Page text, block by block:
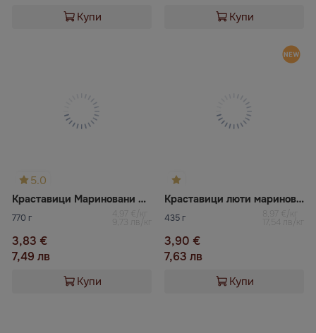
Купи Купи
5.0
Краставици Мариновани Верес
770 г 4,97 €/кг
9,73 лв/кг
3,83 €
7,49 лв
Купи
Краставици люти мариновани ВЕРЕС
435 г 8,97 €/кг
17,54 лв/кг
3,90 €
7,63 лв
Купи